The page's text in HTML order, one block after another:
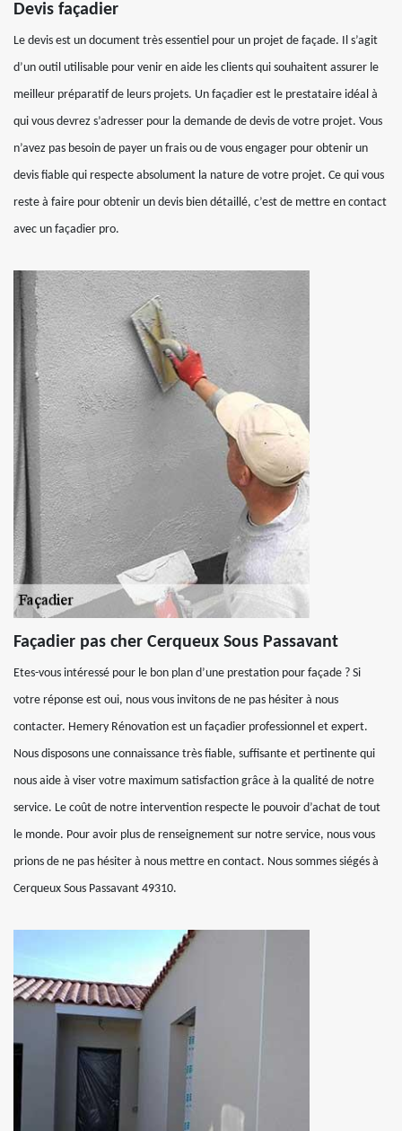
Devis façadier
Le devis est un document très essentiel pour un projet de façade. Il s’agit
d’un outil utilisable pour venir en aide les clients qui souhaitent assurer le
meilleur préparatif de leurs projets. Un façadier est le prestataire idéal à
qui vous devrez s’adresser pour la demande de devis de votre projet. Vous
n’avez pas besoin de payer un frais ou de vous engager pour obtenir un
devis fiable qui respecte absolument la nature de votre projet. Ce qui vous
reste à faire pour obtenir un devis bien détaillé, c’est de mettre en contact
avec un façadier pro.
Façadier pas cher Cerqueux Sous Passavant
Etes-vous intéressé pour le bon plan d’une prestation pour façade ? Si
votre réponse est oui, nous vous invitons de ne pas hésiter à nous
contacter. Hemery Rénovation est un façadier professionnel et expert.
Nous disposons une connaissance très fiable, suffisante et pertinente qui
nous aide à viser votre maximum satisfaction grâce à la qualité de notre
service. Le coût de notre intervention respecte le pouvoir d’achat de tout
le monde. Pour avoir plus de renseignement sur notre service, nous vous
prions de ne pas hésiter à nous mettre en contact. Nous sommes siégés à
Cerqueux Sous Passavant 49310.